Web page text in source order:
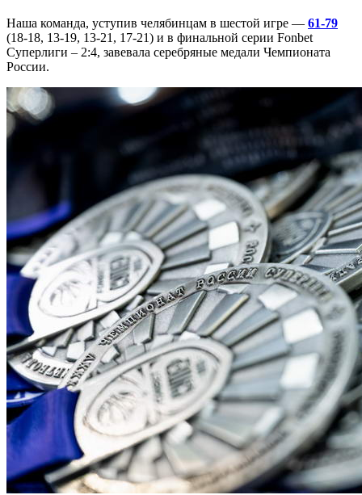
Наша команда, уступив челябинцам в шестой игре — 61-79
(18-18, 13-19, 13-21, 17-21) и в финальной серии Fonbet
Суперлиги – 2:4, завевала серебряные медали Чемпионата
России.